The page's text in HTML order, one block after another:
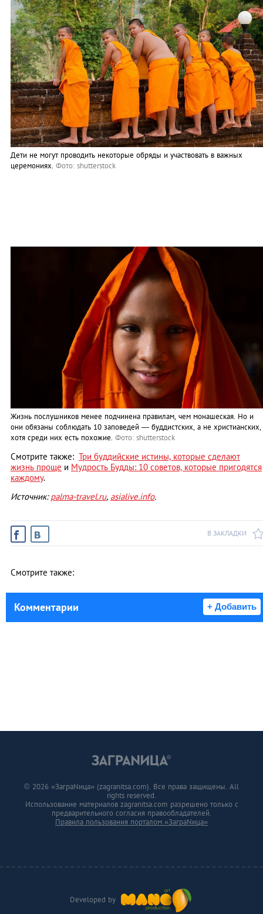
Дети не могут проводить некоторые обряды и участвовать в важных
церемониях. Фото: shutterstock
Жизнь послушников менее подчинена правилам, чем монашеская. Но и
они обязаны соблюдать 10 заповедей — буддистских, а не христианских,
хотя среди них есть похожие. Фото: shutterstock
Смотрите также: Три буддийские истины, которые сделают
жизнь проще и Мудрость Будды: 10 советов, которые пригодятся
каждому.
Источник:palma-travel.ru, asialive.info.
В ЗАКЛАДКИ
Смотрите также:
Комментарии + Добавить
Developed by
© 2026 «ЗаграNица» (zagranitsa.com). Все права защищены. All
rights reserved.
Использование материалов zagranitsa.com разрешено только с
предварительного согласия правообладателей.
Правила пользования порталом «ЗаграNица»